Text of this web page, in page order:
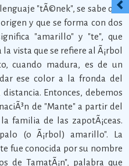
"tÃ©nek", se sabe que
y que se forma con dos
"amarillo" y "te", que
vista que se refiere al Ã¡rbol
cuando madura, es de un
ese color a la fronda del
Entonces, debemos
de "Mante" a partir del
familia de las zapotÃ¡ceas.
(o Ã¡rbol) amarillo". La
fue conocida por su nombre
de TamatÃ¡n", palabra que